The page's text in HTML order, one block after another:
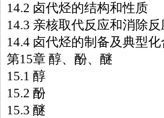
14.2 卤代烃的结构和性质
14.3 亲核取代反应和消除反
14.4 卤代烃的制备及典型
第15章 醇、酚、醚
15.1 醇
15.2 酚
15.3 醚